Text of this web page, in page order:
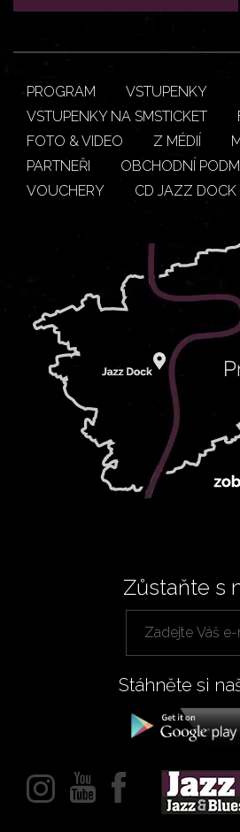
PROGRAM
VSTUPENKY
VSTUPENKY NA SMSTICKET
FOTO & VIDEO
Z MÉDIÍ
PARTNEŘI
OBCHODNÍ
VOUCHERY
CD JAZZ DOCK
Zůstaňte s
Stáhněte si